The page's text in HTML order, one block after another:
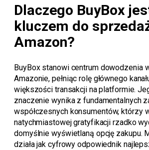
Dlaczego BuyBox
kluczem do
Amazon?
BuyBox stanowi centrum dowodzenia
Amazonie, pełniąc rolę głównego
większości transakcji na platformie.
znaczenie wynika z fundamentalnych
współczesnych konsumentów, którzy
natychmiastowej gratyfikacji rzadko
domyślnie wyświetlaną opcję zakupu.
działa jak cyfrowy odpowiednik